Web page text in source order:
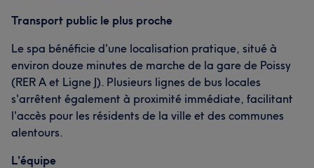
Transport public le plus proche
Le spa bénéficie d'une localisation pratique, situé à
environ douze minutes de marche de la gare de Poissy
(RER A et Ligne J). Plusieurs lignes de bus locales
s'arrêtent également à proximité immédiate, facilitant
l'accès pour les résidents de la ville et des communes
alentours.
L'équipe